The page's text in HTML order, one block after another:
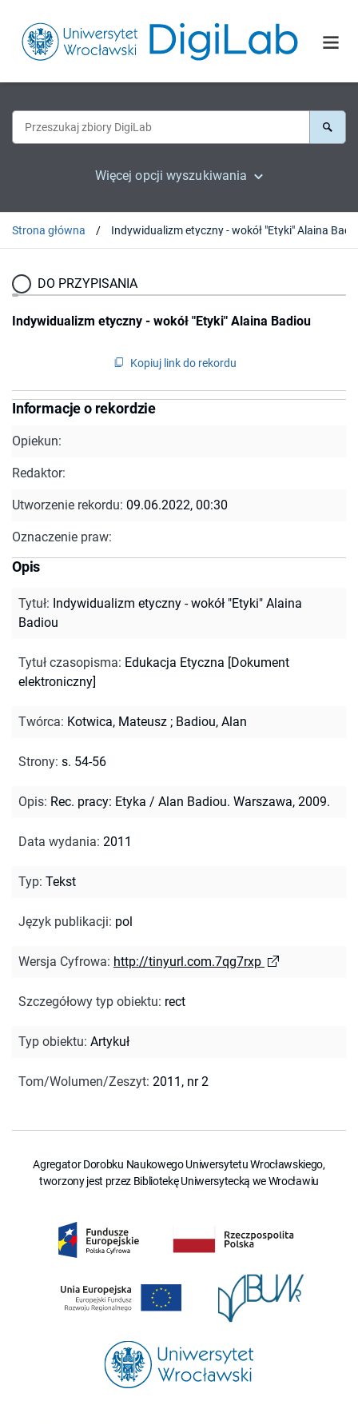
Więcej opcji wyszukiwania
Strona główna Indywidualizm etyczny - wokół "Etyki" Alaina
DO PRZYPISANIA
Indywidualizm etyczny - wokół "Etyki" Alaina Badiou
Kopiuj link do rekordu
Informacje o rekordzie
Opiekun:
Redaktor:
Utworzenie rekordu: 09.06.2022, 00:30
Oznaczenie praw:
Opis
Tytuł: Indywidualizm etyczny - wokół "Etyki" Alaina
Badiou
Tytuł czasopisma: Edukacja Etyczna [Dokument
elektroniczny]
Twórca: Kotwica, Mateusz ; Badiou, Alan
Strony: s. 54-56
Opis: Rec. pracy: Etyka / Alan Badiou. Warszawa, 2009.
Data wydania: 2011
Typ: Tekst
Język publikacji: pol
Wersja Cyfrowa: http://tinyurl.com.7qg7rxp
Szczegółowy typ obiektu: rect
Typ obiektu: Artykuł
Tom/Wolumen/Zeszyt: 2011, nr 2
Agregator Dorobku Naukowego Uniwersytetu Wrocławskiego,
tworzony jest przez Bibliotekę Uniwersytecką we Wrocławiu